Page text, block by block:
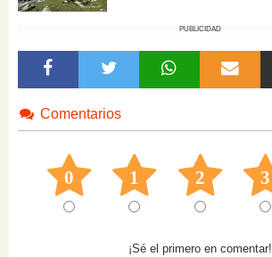
PUBLICIDAD
Comentarios
0 1 2 3
¡Sé el primero en comentar!